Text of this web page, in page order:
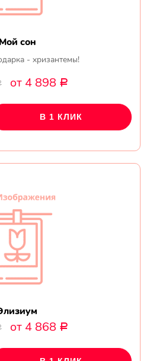
Мой сон
- хризантемы!
от 4 898 Р
В 1 КЛИК
от 4 868 Р